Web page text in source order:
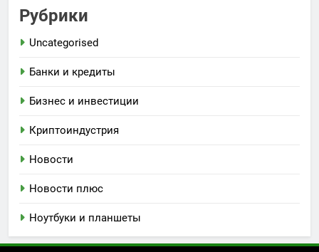
Рубрики
Uncategorised
Банки и кредиты
Бизнес и инвестиции
Криптоиндустрия
Новости
Новости плюс
Ноутбуки и планшеты